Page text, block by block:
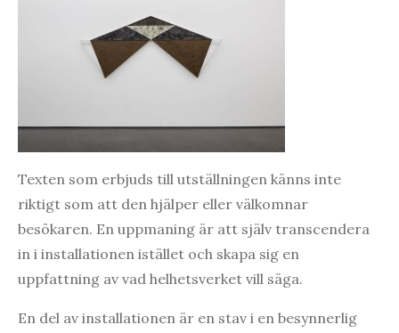
Texten som erbjuds till utställningen känns inte
riktigt som att den hjälper eller välkomnar
besökaren. En uppmaning är att själv transcendera
in i installationen istället och skapa sig en
uppfattning av vad helhetsverket vill säga.
En del av installationen är en stav i en besynnerlig